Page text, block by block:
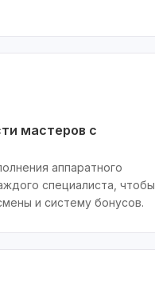
мастеров с
аппаратного
специалиста, чтобы
и систему бонусов.